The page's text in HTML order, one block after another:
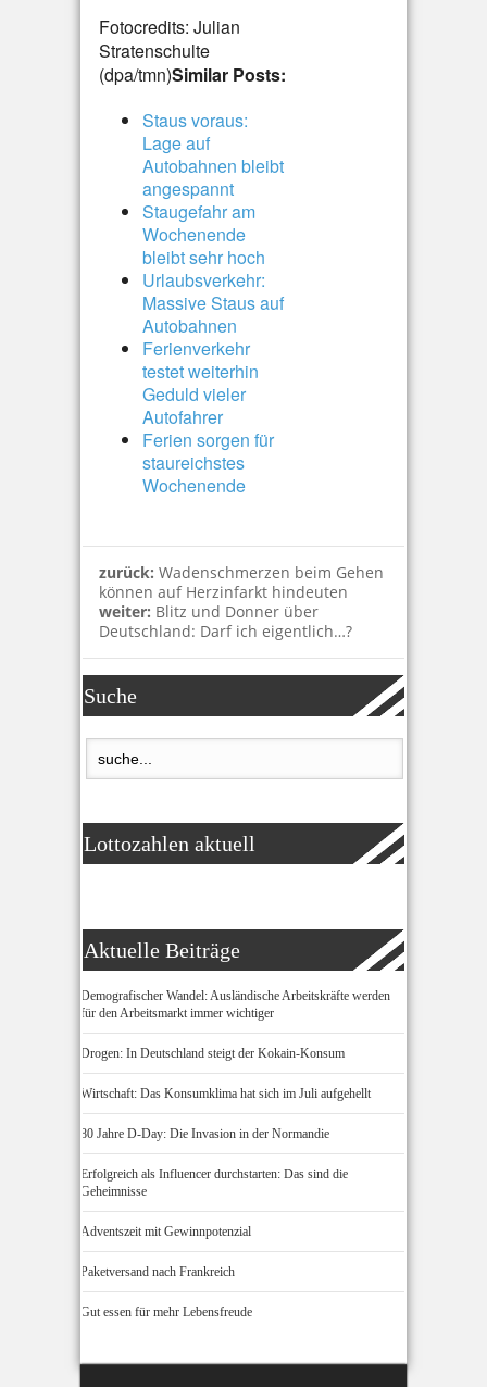
Fotocredits: Julian
Stratenschulte
(dpa/tmn)Similar Posts:
Staus voraus:
Lage auf
Autobahnen bleibt
angespannt
Staugefahr am
Wochenende
bleibt sehr hoch
Urlaubsverkehr:
Massive Staus auf
Autobahnen
Ferienverkehr
testet weiterhin
Geduld vieler
Autofahrer
Ferien sorgen für
staureichstes
Wochenende
zurück: Wadenschmerzen beim Gehen
können auf Herzinfarkt hindeuten
weiter: Blitz und Donner über
Deutschland: Darf ich eigentlich…?
Suche
Lottozahlen aktuell
Aktuelle Beiträge
Demografischer Wandel: Ausländische Arbeitskräfte werden
für den Arbeitsmarkt immer wichtiger
Drogen: In Deutschland steigt der Kokain-Konsum
Wirtschaft: Das Konsumklima hat sich im Juli aufgehellt
80 Jahre D-Day: Die Invasion in der Normandie
Erfolgreich als Influencer durchstarten: Das sind die
Geheimnisse
Adventszeit mit Gewinnpotenzial
Paketversand nach Frankreich
Gut essen für mehr Lebensfreude